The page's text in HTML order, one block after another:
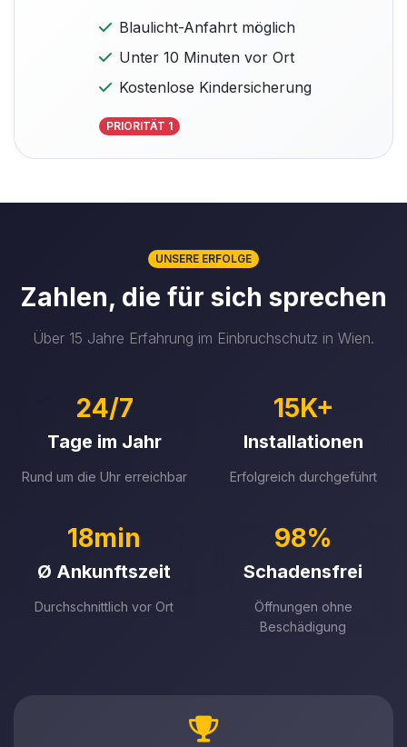
Blaulicht-Anfahrt möglich
Unter 10 Minuten vor Ort
Kostenlose Kindersicherung
PRIORITÄT 1
UNSERE ERFOLGE
Zahlen, die für sich sprechen
Über 15 Jahre Erfahrung im Einbruchschutz in Wien.
24/7
Tage im Jahr
Rund um die Uhr erreichbar
15K+
Installationen
Erfolgreich durchgeführt
18min
Ø Ankunftszeit
Durchschnittlich vor Ort
98%
Schadensfrei
Öffnungen ohne
Beschädigung